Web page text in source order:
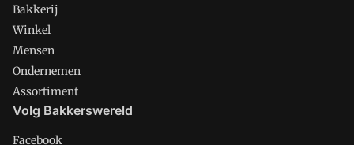
Bakkerij
Winkel
Mensen
Ondernemen
Assortiment
Volg Bakkerswereld
Facebook